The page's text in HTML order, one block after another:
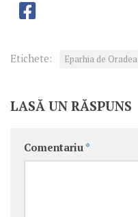
Etichete: Eparhia de Oradea
LASĂ UN RĂSPUNS
Comentariu *